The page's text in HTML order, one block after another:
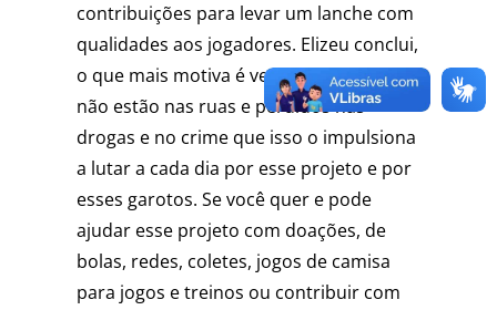
contribuições para levar um lanche com
qualidades aos jogadores. Elizeu conclui,
o que mais motiva é ver que os alunos
não estão nas ruas e perdidos nas
drogas e no crime que isso o impulsiona
a lutar a cada dia por esse projeto e por
esses garotos. Se você quer e pode
ajudar esse projeto com doações, de
bolas, redes, coletes, jogos de camisa
para jogos e treinos ou contribuir com